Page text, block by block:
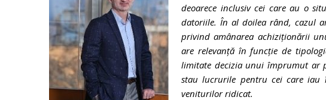
deoarece inclusiv cei care au o
datoriile. În al doilea rând, cazul
privind amânarea achiziționării
are relevanță în funcție de
limitate decizia unui împrumut ar
stau lucrurile pentru cei care
veniturilor ridicat.